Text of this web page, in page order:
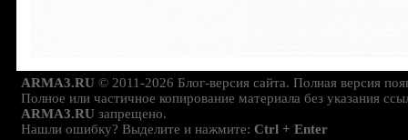
ARMA3.RU© 2011-2026 Блог-версия сайта. Полная версия
Полное или частичное копирование материала без указания
ARMA3.RUзапрещено.
Нашли ошибку? Выделите и нажмите: Ctrl + Enter